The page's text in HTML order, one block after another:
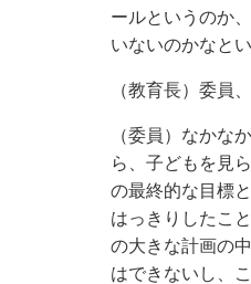
ールというのか
いないのかなと
（教育長）委員
（委員）なかな
ら、子どもを見
の最終的な目標
はっきりしたこ
の大きな計画の
はできないし、